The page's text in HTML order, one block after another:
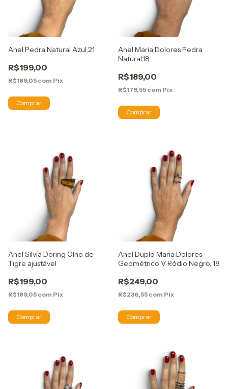
Anel Pedra Natural Azul,21
R$199,00
R$189,05 com Pix
Anel Maria Dolores Pedra
Natural,18
R$189,00
R$179,55 com Pix
Anel Silvia Doring Olho de
Tigre ajustável
R$199,00
R$189,05 com Pix
Anel Duplo Maria Dolores
Geométrico V Ródio Negro, 18
R$249,00
R$236,55 com Pix